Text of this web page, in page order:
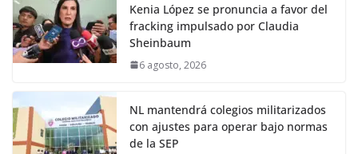
Kenia López se pronuncia a favor del
fracking impulsado por Claudia
Sheinbaum
6 agosto, 2026
NL mantendrá colegios militarizados
con ajustes para operar bajo normas
de la SEP